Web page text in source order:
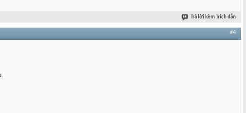
Trả lời kèm Trích dẫn
#4